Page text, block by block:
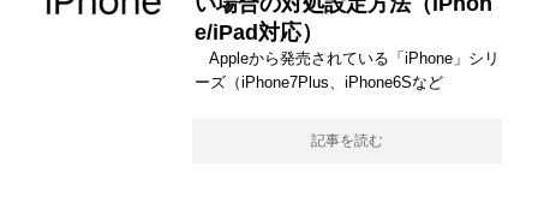
e/iPad対応）
Appleから発売されている「iPhone」シリ
ーズ（iPhone7Plus、iPhone6Sなど
記事を読む